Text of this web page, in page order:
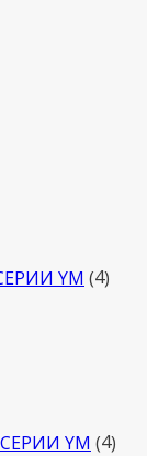
YM 4
YM 4